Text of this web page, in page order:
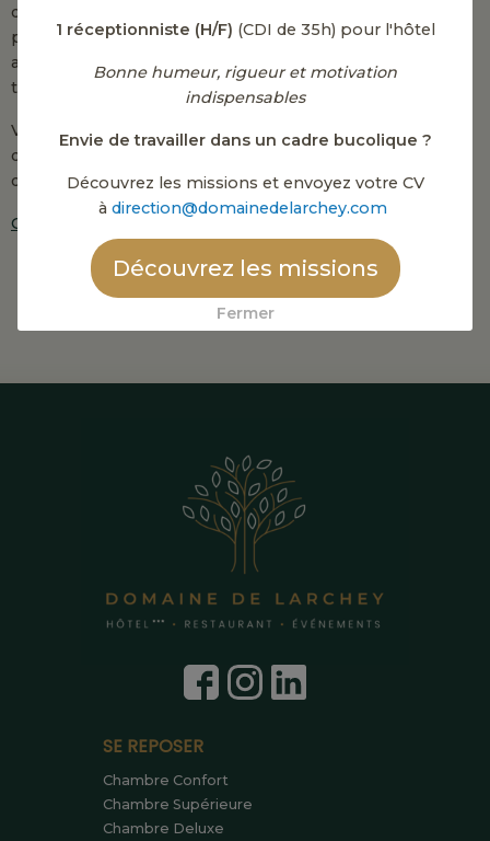
données transmises seront conservées dans le but de
pouvoir me recontacter. Ces données ne seront en
aucun cas transmises à des personnes ou sociétés
tierces.
Vous bénéficiez du droit de vous inscrire sur la liste
d'opposition au démarchage téléphonique. Pour plus
d’informations :Bloctel
Consultez notre politique de données personnelles
Envoyer ma demande
SE REPOSER
Chambre Confort
Chambre Supérieure
Chambre Deluxe
Fermer
1 réceptionniste (H/F) (CDI de 35h) pour l'hôtel
Bonne humeur, rigueur et motivation
indispensables
Envie de travailler dans un cadre bucolique ?
Découvrez les missions et envoyez votre CV
à direction@domainedelarchey.com
Découvrez les missions